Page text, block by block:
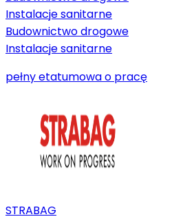
Instalacje sanitarne
Budownictwo drogowe
Instalacje sanitarne
pełny etatumowa o pracę
STRABAG